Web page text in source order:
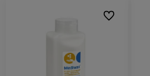
Do ulubionych